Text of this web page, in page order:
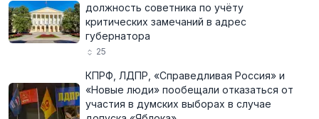
должность советника по учёту
критических замечаний в адрес
губернатора
25
КПРФ, ЛДПР, «Справедливая Россия» и
«Новые люди» пообещали отказаться от
участия в думских выборах в случае